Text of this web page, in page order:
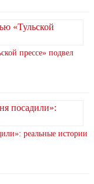
прессе» подвел
реальные истории